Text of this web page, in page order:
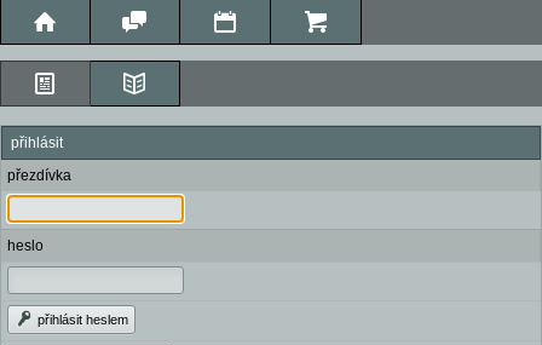
přihlásit
přezdívka
heslo
přihlásit heslem